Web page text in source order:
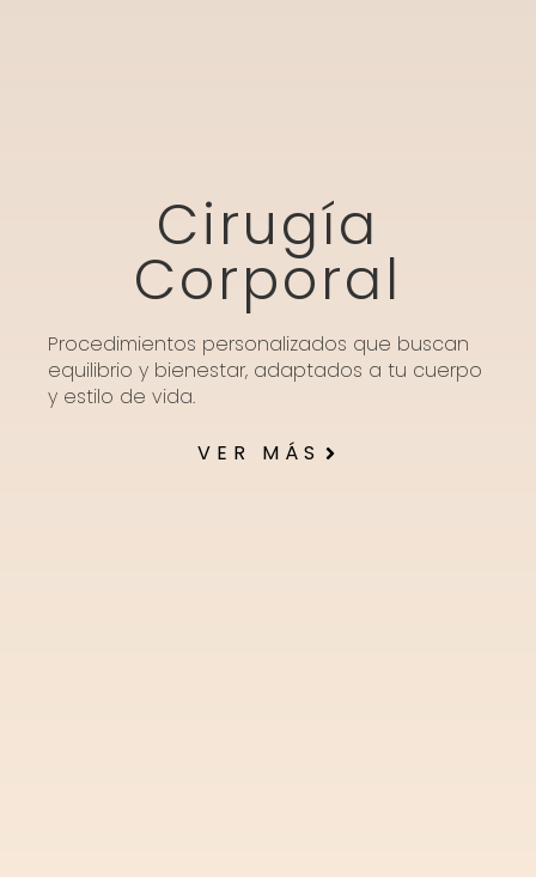
Cirugía
Corporal
Procedimientos personalizados que buscan
equilibrio y bienestar, adaptados a tu cuerpo
y estilo de vida.
VER MÁS